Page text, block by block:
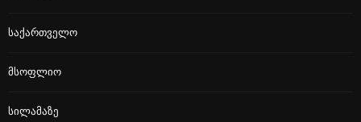
Საქართველო
Მსოფლიო
Სილამაზე